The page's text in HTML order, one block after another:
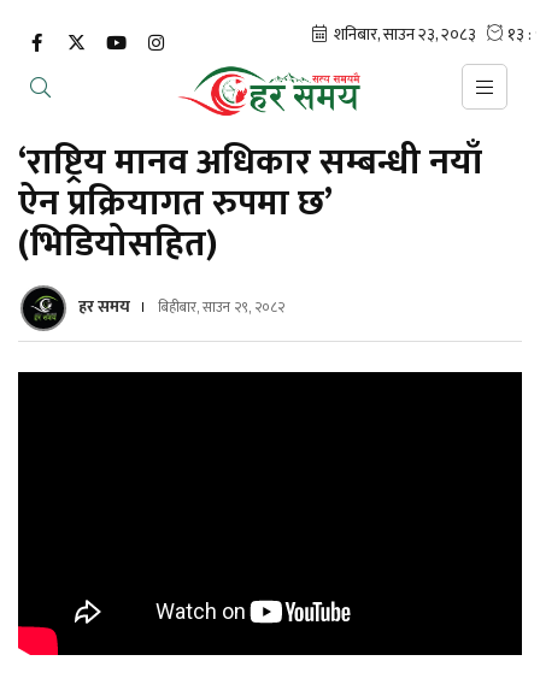
‘राष्ट्रिय मानव अधिकार सम्बन्धी नयाँ
ऐन प्रक्रियागत रुपमा छ’
(भिडियोसहित)
हर समय बिहीबार, साउन २९, २०८२